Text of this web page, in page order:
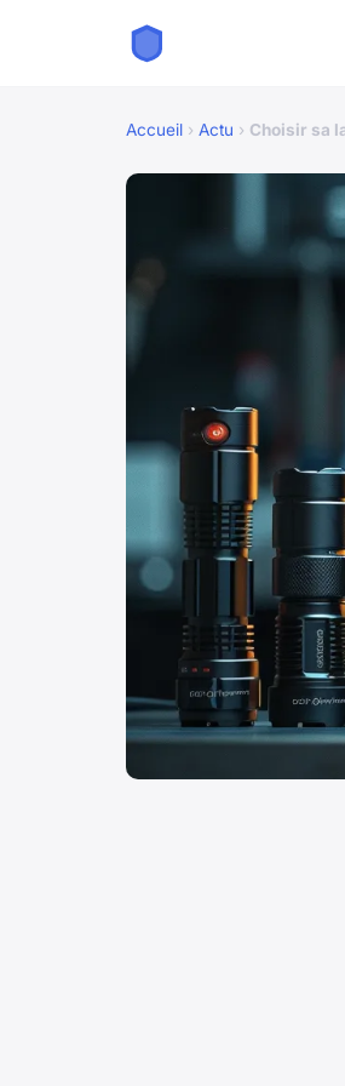
Accueil › Actu › Choisir sa